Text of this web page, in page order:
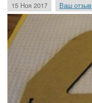
15 Ноя 2017 Ваш отзыв